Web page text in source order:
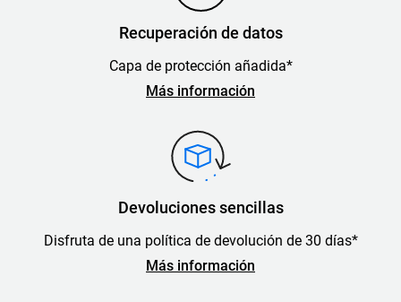
Recuperación de datos
Capa de protección añadida*
Más información
Devoluciones sencillas
Disfruta de una política de devolución de 30 días*
Más información